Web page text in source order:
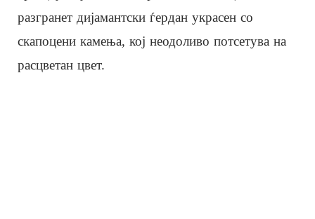
разгранет дијамантски ѓердан украсен со
скапоцени камења, кој неодоливо потсетува на
расцветан цвет.